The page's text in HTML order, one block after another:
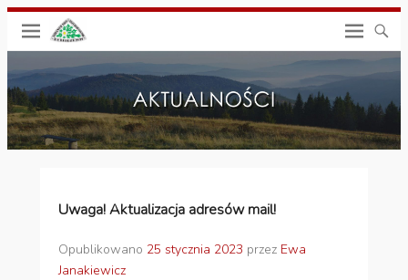
Uwaga! Aktualizacja adresów mail!
Opublikowano 25 stycznia 2023 przez Ewa
Janakiewicz